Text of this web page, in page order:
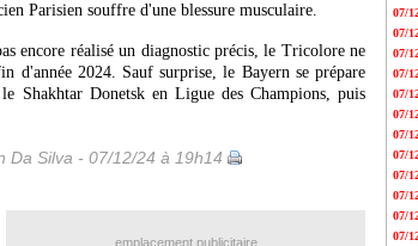
Parisien souffre d'une blessure musculaire.
encore réalisé un diagnostic précis, le Tricolore ne
d'année 2024. Sauf surprise, le Bayern se prépare
Shakhtar Donetsk en Ligue des Champions, puis
Da Silva - 07/12/24 à 19h14
07/
07/
07/
07/
07/
07/
07/
07/
07/
07/
07/
07/
emplacement publicitaire